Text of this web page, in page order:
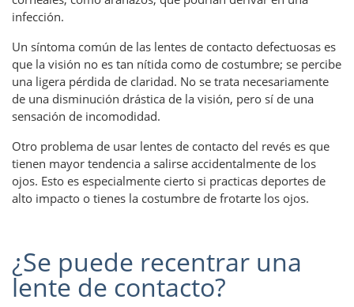
infección.
Un síntoma común de las lentes de contacto defectuosas es
que la visión no es tan nítida como de costumbre; se percibe
una ligera pérdida de claridad. No se trata necesariamente
de una disminución drástica de la visión, pero sí de una
sensación de incomodidad.
Otro problema de usar lentes de contacto del revés es que
tienen mayor tendencia a salirse accidentalmente de los
ojos. Esto es especialmente cierto si practicas deportes de
alto impacto o tienes la costumbre de frotarte los ojos.
¿Se puede recentrar una
lente de contacto?